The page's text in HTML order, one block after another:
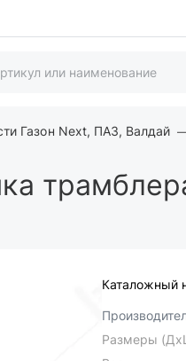
Газон Next, ПАЗ, Валдай
Каталожный
Размеры